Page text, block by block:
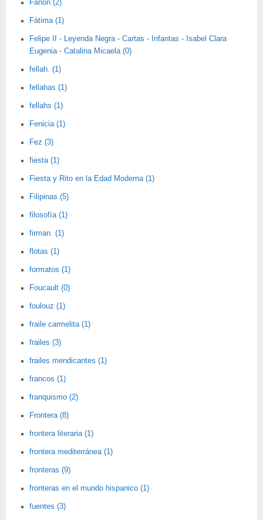
Fanon (2)
Fátima (1)
Felipe II - Leyenda Negra - Cartas - Infantas - Isabel Clara
Eugenia - Catalina Micaela (0)
fellah. (1)
fellahas (1)
fellahs (1)
Fenicia (1)
Fez (3)
fiesta (1)
Fiesta y Rito en la Edad Moderna (1)
Filipinas (5)
filosofía (1)
firman. (1)
flotas (1)
formatos (1)
Foucault (0)
foulouz (1)
fraile carmelita (1)
frailes (3)
frailes mendicantes (1)
francos (1)
franquismo (2)
Frontera (8)
frontera literaria (1)
frontera mediterránea (1)
fronteras (9)
fronteras en el mundo hispanico (1)
fuentes (3)